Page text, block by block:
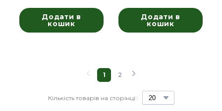
Додати в
кошик
Додати в
кошик
Кількість товарів на сторінці::
1 2